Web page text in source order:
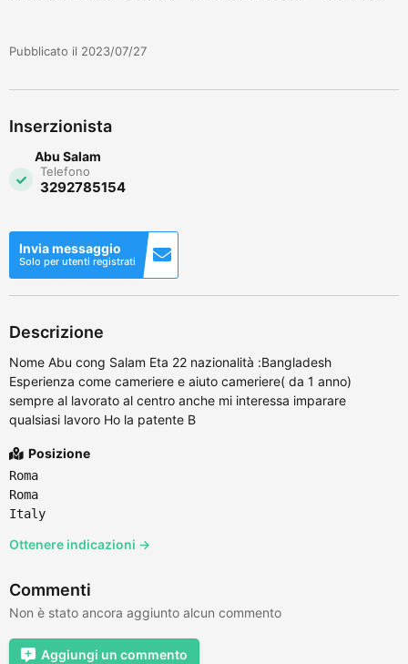
Pubblicato il 2023/07/27
Inserzionista
Abu Salam
Telefono
3292785154
Invia messaggio
Solo per utenti registrati
Descrizione
Nome Abu cong Salam Eta 22 nazionalità :Bangladesh
Esperienza come cameriere e aiuto cameriere( da 1 anno)
sempre al lavorato al centro anche mi interessa imparare
qualsiasi lavoro Ho la patente B
Posizione
Roma
Roma
Italy
Ottenere indicazioni →
Commenti
Non è stato ancora aggiunto alcun commento
Aggiungi un commento